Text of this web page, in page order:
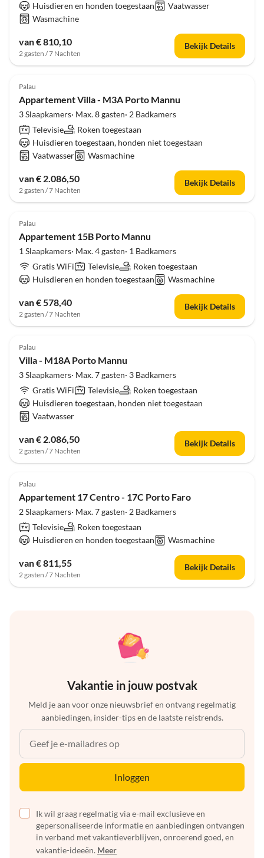
Huisdieren en honden toegestaan
Vaatwasser
Wasmachine
van € 810,10
2 gasten / 7 Nachten
Bekijk Details
Palau
Appartement Villa - M3A Porto Mannu
3 Slaapkamers· Max. 8 gasten· 2 Badkamers
Televisie
Roken toegestaan
Huisdieren toegestaan, honden niet toegestaan
Vaatwasser
Wasmachine
van € 2.086,50
2 gasten / 7 Nachten
Bekijk Details
Palau
Appartement 15B Porto Mannu
1 Slaapkamers· Max. 4 gasten· 1 Badkamers
Gratis WiFi
Televisie
Roken toegestaan
Huisdieren en honden toegestaan
Wasmachine
van € 578,40
2 gasten / 7 Nachten
Bekijk Details
Palau
Villa - M18A Porto Mannu
3 Slaapkamers· Max. 7 gasten· 3 Badkamers
Gratis WiFi
Televisie
Roken toegestaan
Huisdieren toegestaan, honden niet toegestaan
Vaatwasser
van € 2.086,50
2 gasten / 7 Nachten
Bekijk Details
Palau
Appartement 17 Centro - 17C Porto Faro
2 Slaapkamers· Max. 7 gasten· 2 Badkamers
Televisie
Roken toegestaan
Huisdieren en honden toegestaan
Wasmachine
van € 811,55
2 gasten / 7 Nachten
Bekijk Details
Vakantie in jouw postvak
Meld je aan voor onze nieuwsbrief en ontvang regelmatig
aanbiedingen, insider-tips en de laatste reistrends.
Inloggen
Ik wil graag regelmatig via e-mail exclusieve en
gepersonaliseerde informatie en aanbiedingen ontvangen
in verband met vakantieverblijven, onroerend goed, en
vakantie-ideeën. Meer